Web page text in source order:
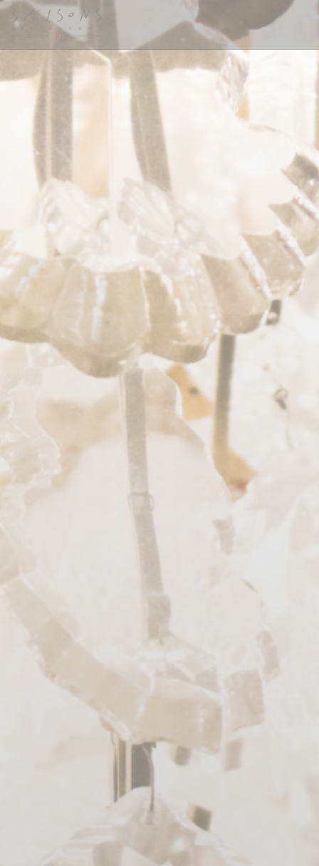
Personnalisation de vos choix en matière de cookies